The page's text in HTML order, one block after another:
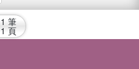
1 筆
1 頁